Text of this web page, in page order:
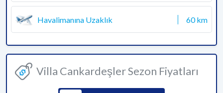
Havalimanına Uzaklık 60 km
Villa Cankardeşler Sezon Fiyatları